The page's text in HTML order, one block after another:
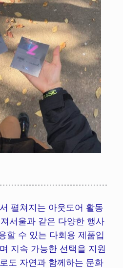
펼쳐지는 아웃도어 활동
서울과 같은 다양한 행사
할 수 있는 다회용 제품입
지속 가능한 선택을 지원
도 자연과 함께하는 문화